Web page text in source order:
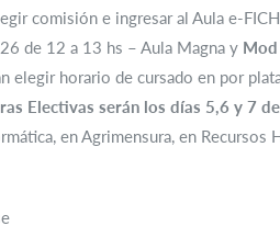
comisión e ingresar al Aula e-
de 12 a 13 hs – Aula Magna y Mod
elegir horario de cursado en por
Electivas serán los días 5,6 y 7
en Agrimensura, en